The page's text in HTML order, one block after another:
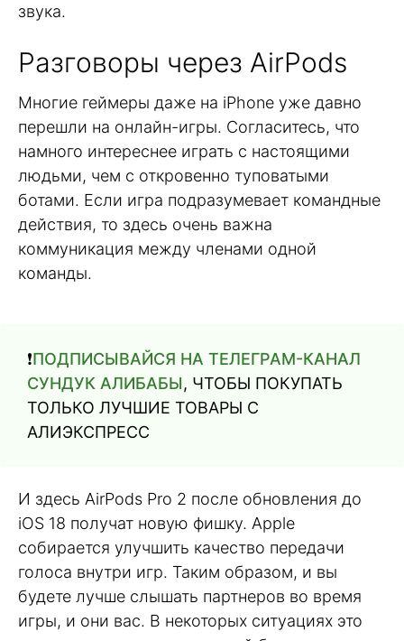
звука.
Разговоры через AirPods
Многие геймеры даже на iPhone уже давно
перешли на онлайн-игры. Согласитесь, что
намного интереснее играть с настоящими
людьми, чем с откровенно туповатыми
ботами. Если игра подразумевает командные
действия, то здесь очень важна
коммуникация между членами одной
команды.
❗️ПОДПИСЫВАЙСЯ НА ТЕЛЕГРАМ-КАНАЛ
СУНДУК АЛИБАБЫ, ЧТОБЫ ПОКУПАТЬ
ТОЛЬКО ЛУЧШИЕ ТОВАРЫ С
АЛИЭКСПРЕСС
И здесь AirPods Pro 2 после обновления до
iOS 18 получат новую фишку. Apple
собирается улучшить качество передачи
голоса внутри игр. Таким образом, и вы
будете лучше слышать партнеров во время
игры, и они вас. В некоторых ситуациях это